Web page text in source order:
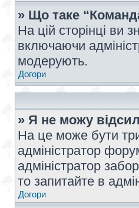
» Що таке
На цій сторінці ви
включаючи
модерують.
Догори
» Я не можу
На це може бути
адміністратор
адміністратор
то запитайте в
Догори